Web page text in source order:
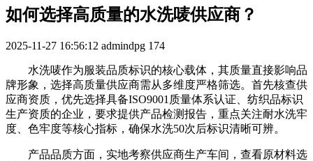
如何选择高质量的水洗唛供应商？
2025-11-27 16:56:12 admindpg 174
水洗唛作为服装品质标识的核心载体，其质量直接影响品
牌形象，选择高质量供应商需从多维度严格筛选。首先核查供
应商资质，优先选择具备ISO9001质量体系认证、纺织品标识
生产资质的企业，要求提供产品检测报告，重点关注耐水洗牢
度、色牢度等核心指标，确保水洗50次后标识清晰可辨。
产品品质方面，实地考察供应商生产车间，查看原材料选